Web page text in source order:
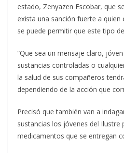
estado, Zenyazen Escobar, que
exista una sanción fuerte a quien
se puede permitir que este tipo
“Que sea un mensaje claro,
sustancias controladas o
la salud de sus compañeros
dependiendo de la acción que
Precisó que también van a
sustancias los jóvenes del Ilustre
medicamentos que se entregan